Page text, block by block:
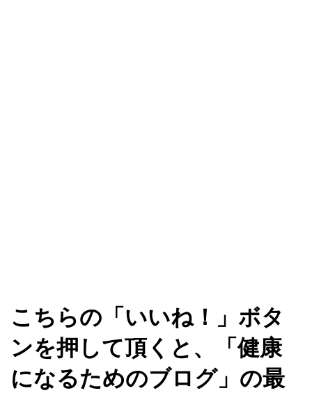
こちらの「いいね！」ボタ
ンを押して頂くと、「健康
になるためのブログ」の最